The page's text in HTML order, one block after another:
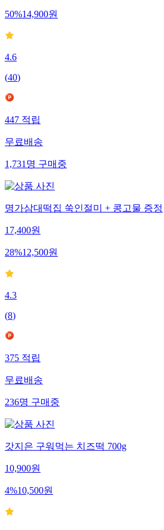
50%14,900원
4.6
(40)
447적립
무료배송
1,731명구매중
명가삼대떡집 쑥인절미 + 콩고물 증정
17,400원
28%12,500원
4.3
(8)
375적립
무료배송
236명구매중
갓지은 구워먹는 치즈떡 700g
10,900원
4%10,500원